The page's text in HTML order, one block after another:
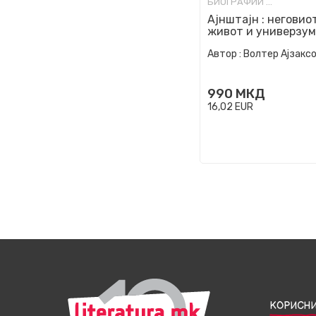
Ајнштајн :
живот и универзум
Автор : Волтер
990 МКД
16,02 EUR